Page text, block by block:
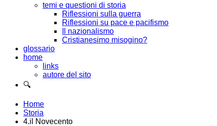
temi e questioni di storia
Riflessioni sulla guerra
Riflessioni su pace e pacifismo
Il nazionalismo
Cristianesimo misogino?
glossario
home
links
autore del sito
🔍
Home
Storia
4.il Novecento